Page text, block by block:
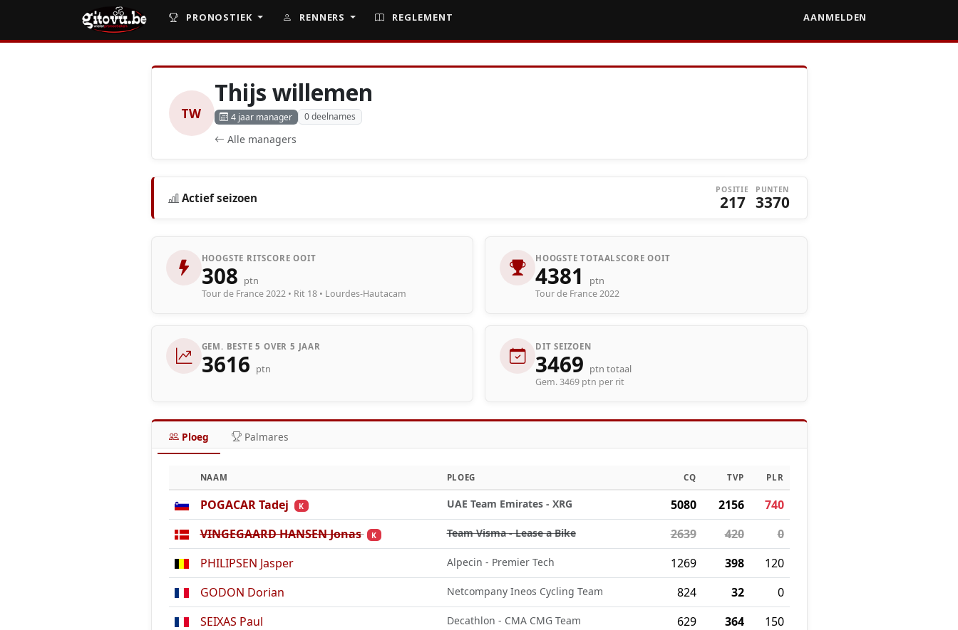
PRONOSTIEK RENNERS REGLEMENT AANMELDEN
TW
Thijs willemen
4 jaar manager 0 deelnames
Alle managers
Actief seizoen
POSITIE
217
PUNTEN
3370
HOOGSTE RITSCORE OOIT
308 ptn
Tour de France 2022 • Rit 18 • Lourdes-Hautacam
HOOGSTE TOTAALSCORE OOIT
4381 ptn
Tour de France 2022
GEM. BESTE 5 OVER 5 JAAR
3616 ptn
DIT SEIZOEN
3469 ptn totaal
Gem. 3469 ptn per rit
Ploeg Palmares
NAAM PLOEG CQ TVP PLR
POGACAR Tadej K UAE Team Emirates - XRG 5080 2156
740
VINGEGAARD HANSEN Jonas
K Team Visma - Lease a Bike 2639 420
0
PHILIPSEN Jasper
Alpecin - Premier Tech 1269 398
120
GODON Dorian
Netcompany Ineos Cycling Team 824 32
0
SEIXAS Paul
Decathlon - CMA CMG Team 629 364
150